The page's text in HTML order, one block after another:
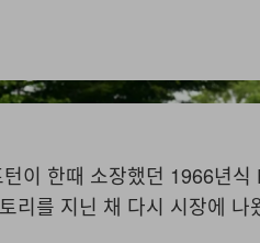
이 한때 소장했던 1966년
리를 지닌 채 다시 시장에 나